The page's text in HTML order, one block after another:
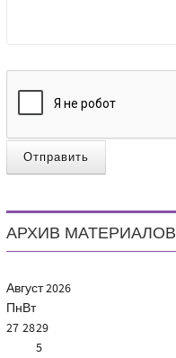
Отправить
АРХИВ МАТЕРИАЛОВ
Август2026
ПнВт
27 2829
5